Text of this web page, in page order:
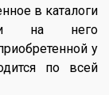
в каталоги
и на него
у
по всей